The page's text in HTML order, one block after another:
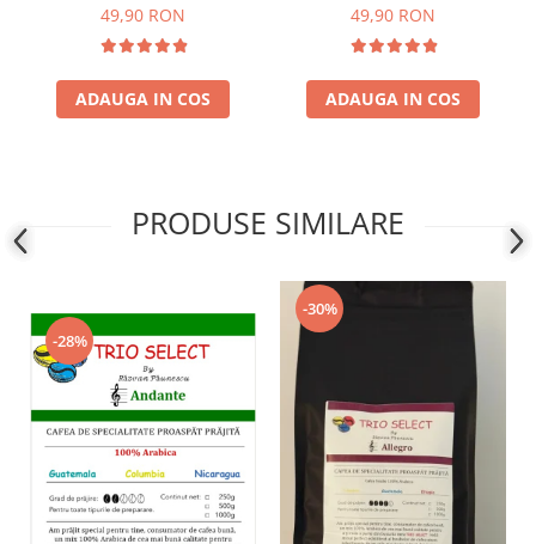
49,90 RON
ADAUGA IN COS
49,90 RON
ADAUGA IN COS
PRODUSE SIMILARE
-28%
-30%